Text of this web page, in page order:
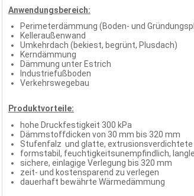
Anwendungsbereich:
Perimeterdämmung (Boden- und
Kelleraußenwand
Umkehrdach (bekiest, begrünt, Plusdach)
Kerndämmung
Dämmung unter Estrich
Industriefußboden
Verkehrswegebau
Produktvorteile:
hohe Druckfestigkeit 300 kPa
Dämmstoffdicken von 30 mm bis 320 mm
Stufenfalz und glatte, extrusionsverdichtete
formstabil, feuchtigkeitsunempfindlich,
sichere, einlagige Verlegung bis 320 mm
zeit- und kostensparend zu verlegen
dauerhaft bewährte Wärmedämmung